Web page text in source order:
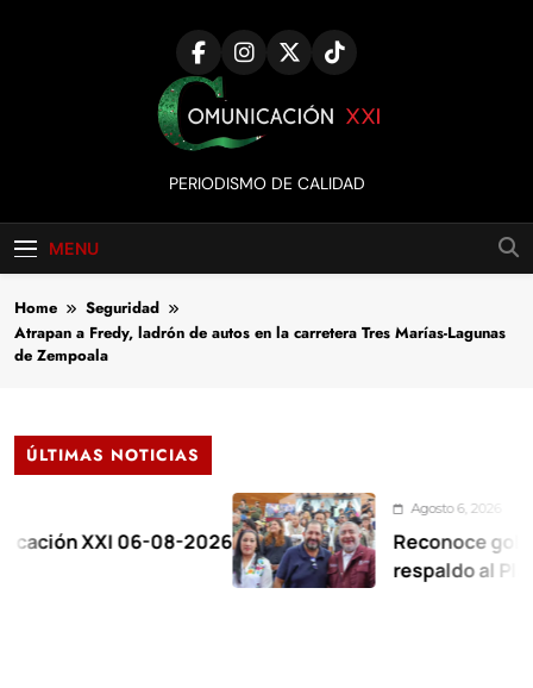
Comunicación
XXI
PERIODISMO DE CALIDAD
MENU
Home
Seguridad
Atrapan a Fredy, ladrón de autos en la carretera Tres Marías-Lagunas
de Zempoala
ÚLTIMAS NOTICIAS
06-08-2026
Agosto 6, 2026
Reconoce
respaldo al Plan de la